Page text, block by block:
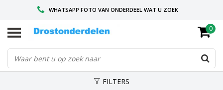
WHATSAPP FOTO VAN ONDERDEEL WAT U ZOEK
VOOR 16.00 BESTELD, VANDAAG VERZONDEN
GESPECIALISEERD PEUGEOT
0
FILTERS